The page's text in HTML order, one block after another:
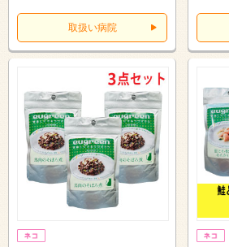
取扱い病院